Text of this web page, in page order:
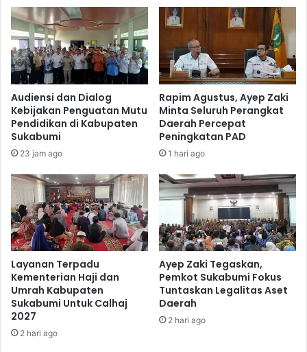
Audiensi dan Dialog
Kebijakan Penguatan Mutu
Pendidikan di Kabupaten
Sukabumi
23 jam ago
Rapim Agustus, Ayep Zaki
Minta Seluruh Perangkat
Daerah Percepat
Peningkatan PAD
1 hari ago
Layanan Terpadu
Kementerian Haji dan
Umrah Kabupaten
Sukabumi Untuk Calhaj
2027
2 hari ago
Ayep Zaki Tegaskan,
Pemkot Sukabumi Fokus
Tuntaskan Legalitas Aset
Daerah
2 hari ago